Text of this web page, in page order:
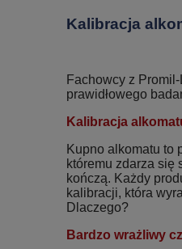
Kalibracja
Fachowcy z
prawidłowego
Kalibracja
Kupno alkomatu to
któremu zdarza się
kończą. Każdy
kalibracji, która
Dlaczego?
Bardzo wrażliwy